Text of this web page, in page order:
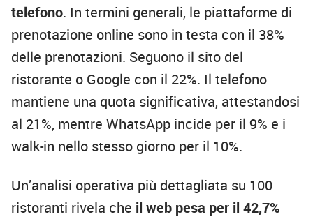
telefono. In termini generali, le piattaforme di
prenotazione online sono in testa con il 38%
delle prenotazioni. Seguono il sito del
ristorante o Google con il 22%. Il telefono
mantiene una quota significativa, attestandosi
al 21%, mentre WhatsApp incide per il 9% e i
walk-in nello stesso giorno per il 10%.
Un’analisi operativa più dettagliata su 100
ristoranti rivela che il web pesa per il 42,7%